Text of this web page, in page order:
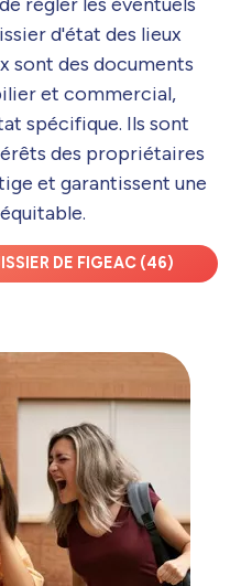
d'état des lieux
sont des documents
et commercial,
spécifique. Ils sont
des propriétaires
et garantissent une
DE FIGEAC (46)